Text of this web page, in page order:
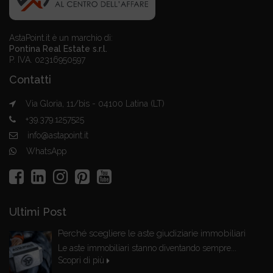
AstaPoint.it è un marchio di:
Pontina Real Estate s.r.l.
P. IVA. 02316950597
Contatti
Via Gloria, 11/bis - 04100 Latina (LT)
+39.379.1257525
info@astapoint.it
WhatsApp
Ultimi Post
Perché scegliere le aste giudiziarie immobiliari
Le aste immobiliari stanno diventando sempre...
Scopri di più